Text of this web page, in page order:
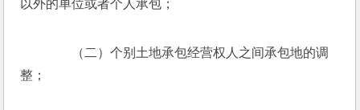
以外的单位或者个人承包；
（二）个别土地承包经营权人之间承包地的调
整；